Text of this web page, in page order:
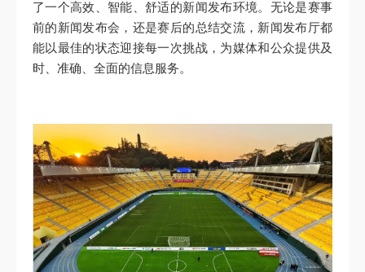
了一个高效、智能、舒适的新闻发布环境。无论是赛事
前的新闻发布会，还是赛后的总结交流，新闻发布厅都
能以最佳的状态迎接每一次挑战，为媒体和公众提供及
时、准确、全面的信息服务。